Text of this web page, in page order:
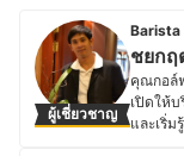
ผู้เชี่ยวชาญ
Barista
ชยกฤ
คุณกอล์
เปิดให้
และเริ่